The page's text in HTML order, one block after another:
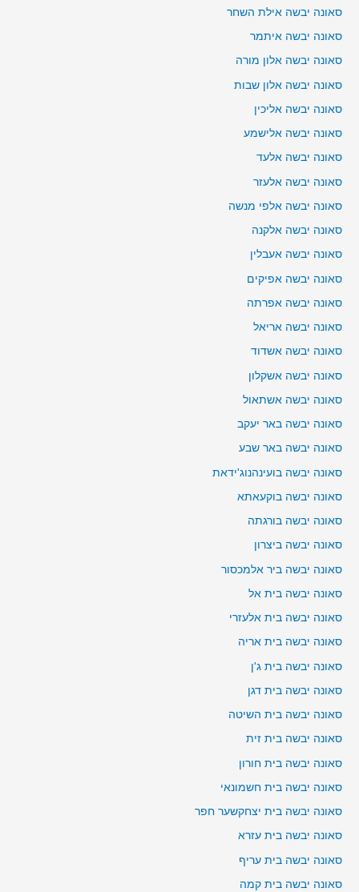
סאונה יבשה אילת השחר
סאונה יבשה איתמר
סאונה יבשה אלון מורה
סאונה יבשה אלון שבות
סאונה יבשה אליכין
סאונה יבשה אלישמע
סאונה יבשה אלעד
סאונה יבשה אלעזר
סאונה יבשה אלפי מנשה
סאונה יבשה אלקנה
סאונה יבשה אעבלין
סאונה יבשה אפיקים
סאונה יבשה אפרתה
סאונה יבשה אריאל
סאונה יבשה אשדוד
סאונה יבשה אשקלון
סאונה יבשה אשתאול
סאונה יבשה באר יעקב
סאונה יבשה באר שבע
סאונה יבשה בועינהנוג'ידאת
סאונה יבשה בוקעאתא
סאונה יבשה בורגתה
סאונה יבשה ביצרון
סאונה יבשה ביר אלמכסור
סאונה יבשה בית אל
סאונה יבשה בית אלעזרי
סאונה יבשה בית אריה
סאונה יבשה בית ג'ן
סאונה יבשה בית דגן
סאונה יבשה בית השיטה
סאונה יבשה בית זית
סאונה יבשה בית חורון
סאונה יבשה בית חשמונאי
סאונה יבשה בית יצחקשער חפר
סאונה יבשה בית עזרא
סאונה יבשה בית עריף
סאונה יבשה בית קמה